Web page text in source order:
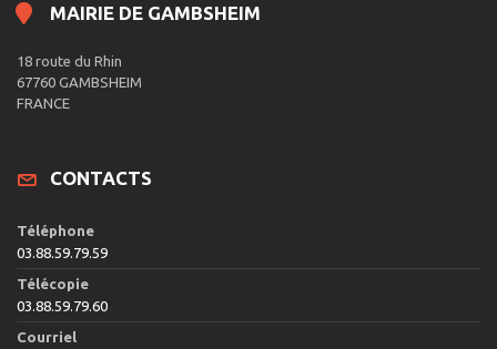
MAIRIE DE GAMBSHEIM
18 route du Rhin
67760 GAMBSHEIM
FRANCE
CONTACTS
Téléphone
03.88.59.79.59
Télécopie
03.88.59.79.60
Courriel